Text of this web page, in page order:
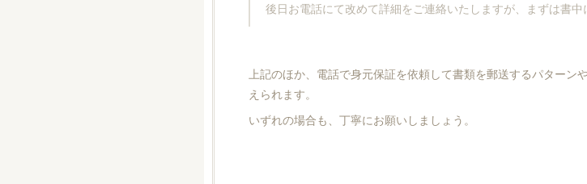
後日お電話にて改めて詳細をご連絡いたしますが、まずは書中
上記のほか、電話で身元保証を依頼して書類を郵送するパター
えられます。
いずれの場合も、丁寧にお願いしましょう。